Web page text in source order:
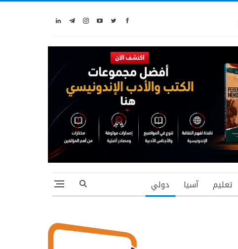
تعليم آسيا دولي